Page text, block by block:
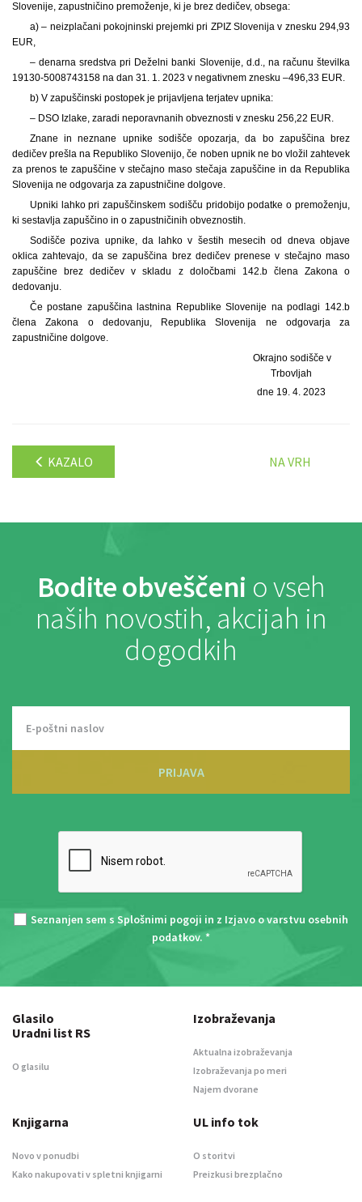
Slovenije, zapustničino premoženje, ki je brez dedičev, obsega:
a) – neizplačani pokojninski prejemki pri ZPIZ Slovenija v znesku 294,93
EUR,
– denarna sredstva pri Deželni banki Slovenije, d.d., na računu številka
19130-5008743158 na dan 31. 1. 2023 v negativnem znesku –496,33 EUR.
b) V zapuščinski postopek je prijavljena terjatev upnika:
– DSO Izlake, zaradi neporavnanih obveznosti v znesku 256,22 EUR.
Znane in neznane upnike sodišče opozarja, da bo zapuščina brez
dedičev prešla na Republiko Slovenijo, če noben upnik ne bo vložil zahtevek
za prenos te zapuščine v stečajno maso stečaja zapuščine in da Republika
Slovenija ne odgovarja za zapustničine dolgove.
Upniki lahko pri zapuščinskem sodišču pridobijo podatke o premoženju,
ki sestavlja zapuščino in o zapustničinih obveznostih.
Sodišče poziva upnike, da lahko v šestih mesecih od dneva objave
oklica zahtevajo, da se zapuščina brez dedičev prenese v stečajno maso
zapuščine brez dedičev v skladu z določbami 142.b člena Zakona o
dedovanju.
Če postane zapuščina lastnina Republike Slovenije na podlagi 142.b
člena Zakona o dedovanju, Republika Slovenija ne odgovarja za
zapustničine dolgove.
Okrajno sodišče v
Trbovljah
dne 19. 4. 2023
KAZALO NA VRH
Bodite obveščeni o vseh
naših novostih, akcijah in
dogodkih
PRIJAVA
Seznanjen sem s Splošnimi pogoji in z Izjavo o varstvu osebnih
podatkov. *
Glasilo
Uradni list RS
O glasilu
Izobraževanja
Aktualna izobraževanja
Izobraževanja po meri
Najem dvorane
Knjigarna
Novo v ponudbi
Kako nakupovati v spletni knjigarni
UL info tok
O storitvi
Preizkusi brezplačno